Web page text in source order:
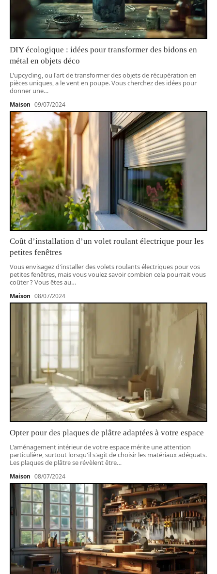
DIY écologique : idées pour transformer des bidons en
métal en objets déco
L'upcycling, ou l'art de transformer des objets de récupération en
pièces uniques, a le vent en poupe. Vous cherchez des idées pour
donner une…
Maison 09/07/2024
Coût d’installation d’un volet roulant électrique pour les
petites fenêtres
Vous envisagez d'installer des volets roulants électriques pour vos
petites fenêtres, mais vous voulez savoir combien cela pourrait vous
coûter ? Vous êtes au…
Maison 08/07/2024
Opter pour des plaques de plâtre adaptées à votre espace
L'aménagement intérieur de votre espace mérite une attention
particulière, surtout lorsqu'il s'agit de choisir les matériaux adéquats.
Les plaques de plâtre se révèlent être…
Maison 08/07/2024